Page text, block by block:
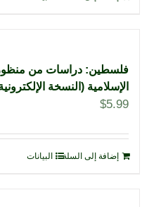
فلسطين: دراسات من
الإسلامية (النسخة
$5.99
إضافة إلى السلة البيانات